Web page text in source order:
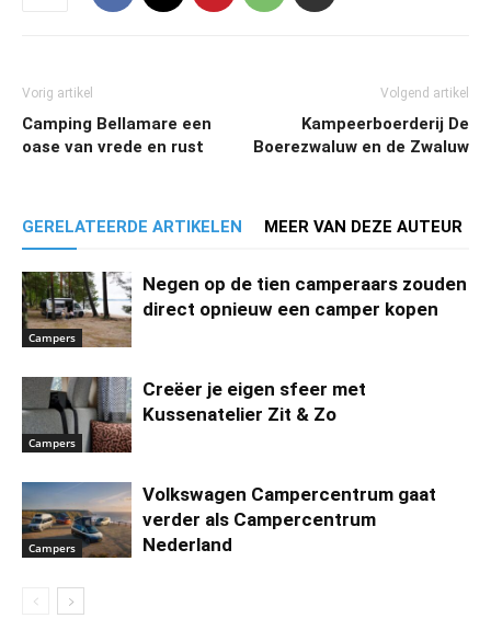
Vorig artikel
Camping Bellamare een
oase van vrede en rust
Volgend artikel
Kampeerboerderij De
Boerezwaluw en de Zwaluw
GERELATEERDE ARTIKELEN MEER VAN DEZE AUTEUR
Campers
Negen op de tien camperaars zouden
direct opnieuw een camper kopen
Campers
Creëer je eigen sfeer met
Kussenatelier Zit & Zo
Campers
Volkswagen Campercentrum gaat
verder als Campercentrum
Nederland